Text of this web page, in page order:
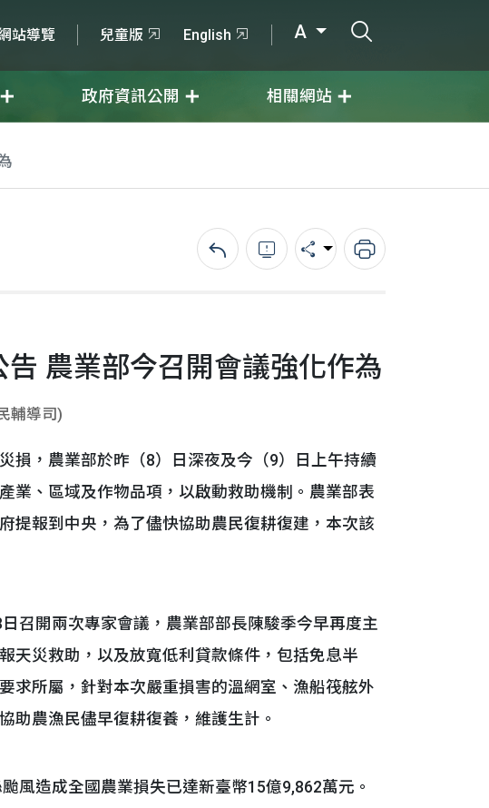
站導覽 兒童版 English A
政府資訊公開 相關網站
回上一頁錯誤回報分享 列印
農業部今召開會議強化作為
輔導司)
，農業部於昨（8）日深夜及今（9）日上午持續
業、區域及作物品項，以啟動救助機制。農業部表
提報到中央，為了儘快協助農民復耕復建，本次該
開兩次專家會議，農業部部長陳駿季今早再度主
天災救助，以及放寬低利貸款條件，包括免息半
求所屬，針對本次嚴重損害的溫網室、漁船筏舷外
助農漁民儘早復耕復養，維護生計。
造成全國農業損失已達新臺幣15億9,862萬元。